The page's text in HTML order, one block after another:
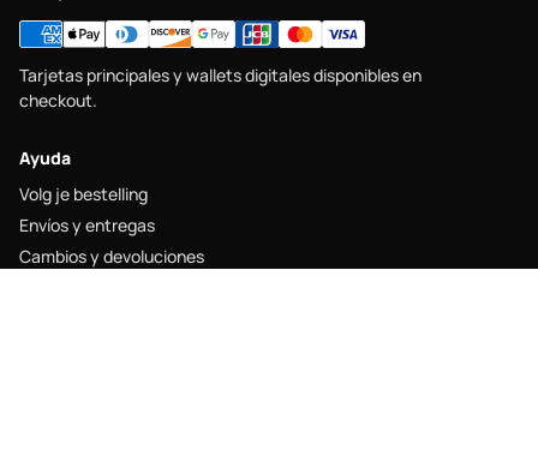
Tarjetas principales y wallets digitales disponibles en
checkout.
Ayuda
Volg je bestelling
Envíos y entregas
Cambios y devoluciones